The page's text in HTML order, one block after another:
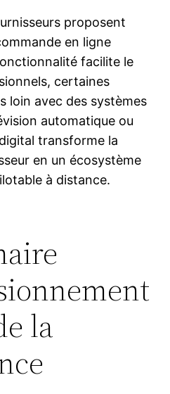
proposent
en ligne
facilite le
certaines
loin avec des systèmes
automatique ou
transforme la
en un écosystème
à distance.
la